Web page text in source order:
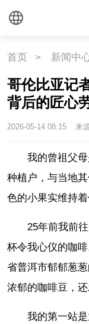
首页 > 新闻中
哥伦比亚记
背后的匠心
2026-05-14 08:15 来
我的曾祖父
种植户，与当地
色的小果实维持着
25年前我前
杯令我心仪的咖
省普洱市郁郁葱
浓郁的咖啡豆，还
我的第一站